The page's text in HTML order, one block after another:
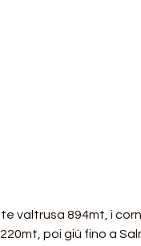
valtrusa 894mt, i
poi giù fino a